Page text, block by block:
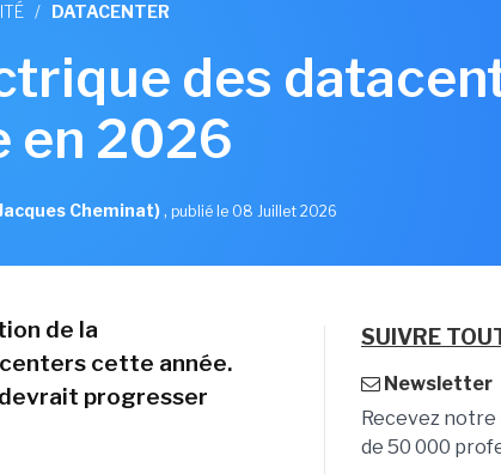
/ DATACENTER
des
en 2026
Cheminat), publié le 08 Juillet 2026
de la
cette année.
progresser
SUIVRE
Newsletter
Recevez
de 50 000